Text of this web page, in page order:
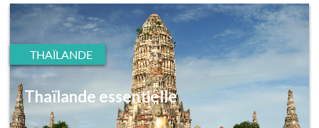
THAÏLANDE
Thaïlande essentielle